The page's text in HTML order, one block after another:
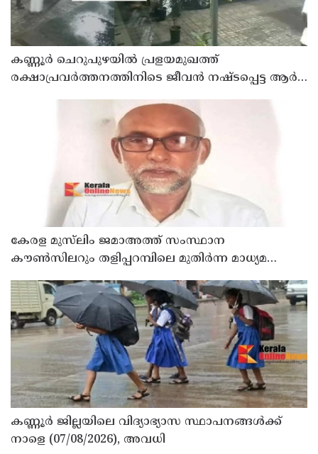
കണ്ണൂർ ചെറുപുഴയിൽ പ്രളയമുഖത്ത്
രക്ഷാപ്രവർത്തനത്തിനിടെ ജീവൻ നഷ്ടപ്പെട്ട ആർ.
കാണിച്ചതായി ആരോപണം
കേരള മുസ്‌ലിം ജമാഅത്ത് സംസ്ഥാന
കൗൺസിലറും തളിപ്പറമ്പിലെ മുതിർന്ന മാധ്യമ
നിര്യാതനായി
കണ്ണൂർ ജില്ലയിലെ വിദ്യാഭ്യാസ സ്ഥാപനങ്ങള്‍ക്ക്
നാളെ (07/08/2026), അവധി